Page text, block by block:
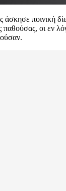
άσκησε
οι εν